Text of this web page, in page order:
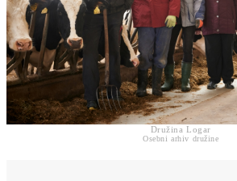
Družina Logar
Osebni arhiv družine